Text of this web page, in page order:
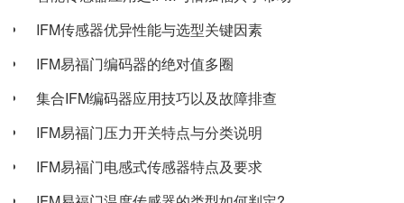
IFM传感器优异性能与选型关键因素
IFM易福门编码器的绝对值多圈
集合IFM编码器应用技巧以及故障排查
IFM易福门压力开关特点与分类说明
IFM易福门电感式传感器特点及要求